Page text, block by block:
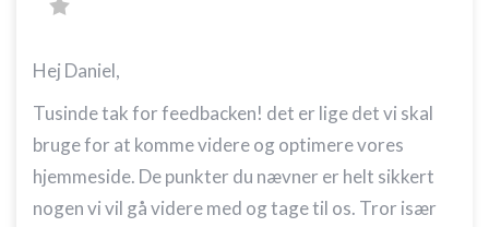
Hej Daniel,
Tusinde tak for feedbacken! det er lige det vi skal
bruge for at komme videre og optimere vores
hjemmeside. De punkter du nævner er helt sikkert
nogen vi vil gå videre med og tage til os. Tror især
Ikke-IAB-behandlingsformål:
Nødvendig
Funktionel